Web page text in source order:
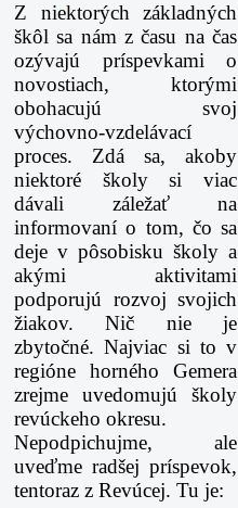
Z niektorých základných
škôl sa nám z času na čas
ozývajú príspevkami o
novostiach, ktorými
obohacujú svoj
výchovno-vzdelávací
proces. Zdá sa, akoby
niektoré školy si viac
dávali záležať na
informovaní o tom, čo sa
deje v pôsobisku školy a
akými aktivitami
podporujú rozvoj svojich
žiakov. Nič nie je
zbytočné. Najviac si to v
regióne horného Gemera
zrejme uvedomujú školy
revúckeho okresu.
Nepodpichujme, ale
uveďme radšej príspevok,
tentoraz z Revúcej. Tu je: